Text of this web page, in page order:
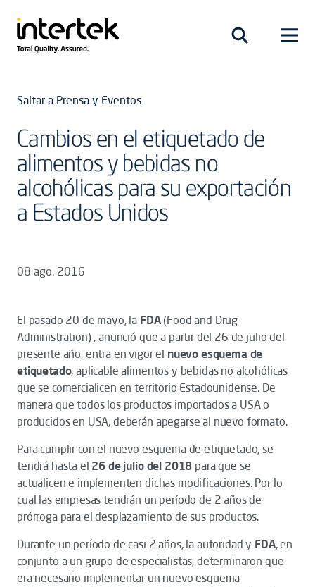
Saltar a Prensa y Eventos
Cambios en el etiquetado de
alimentos y bebidas no
alcohólicas para su exportación
a Estados Unidos
08 ago. 2016
El pasado 20 de mayo, la FDA(Food and Drug
Administration) , anunció que a partir del 26 de julio del
presente año, entra en vigor el nuevo esquema de
etiquetado, aplicable alimentos y bebidas no alcohólicas
que se comercialicen en territorio Estadounidense. De
manera que todos los productos importados a USA o
producidos en USA, deberán apegarse al nuevo formato.
Para cumplir con el nuevo esquema de etiquetado, se
tendrá hasta el 26 de julio del 2018 para que se
actualicen e implementen dichas modificaciones. Por lo
cual las empresas tendrán un período de 2 años de
prórroga para el desplazamiento de sus productos.
Durante un período de casi 2 años, la autoridad y FDA, en
conjunto a un grupo de especialistas, determinaron que
era necesario implementar un nuevo esquema